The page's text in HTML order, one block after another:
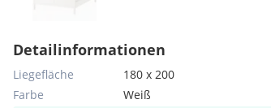
Detailinformationen
Liegefläche
180 x 200
Farbe
Weiß